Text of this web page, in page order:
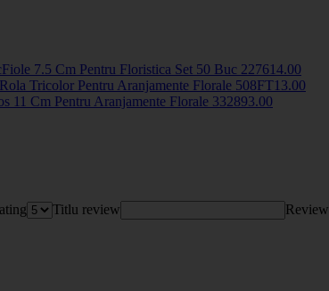
Fiole 7.5 Cm Pentru Floristica Set 50 Buc 227614.00
Rola Tricolor Pentru Aranjamente Florale 508FT13.00
11 Cm Pentru Aranjamente Florale 332893.00
Titlu review Review